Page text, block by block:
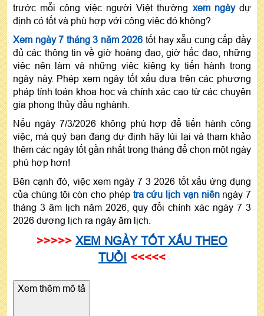
trước mỗi công việc người Việt thường xem ngàydự
định có tốt và phù hợp với công việc đó không?
Xem ngày 7 tháng 3 năm 2026 tốt hay xẫu cung cấp đầy
đủ các thông tin về giờ hoàng đạo, giờ hắc đạo, những
việc nên làm và những việc kiệng kỵ tiến hành trong
ngày này. Phép xem ngày tốt xấu dựa trên các phương
pháp tính toán khoa học và chính xác cao từ các chuyên
gia phong thủy đầu nghành.
Nếu ngày 7/3/2026 không phù hợp để tiến hành công
việc, mà quý bạn đang dự định hãy lùi lại và tham khảo
thêm các ngày tốt gần nhất trong tháng để chọn một ngày
phù hợp hơn!
Bên cạnh đó, việc xem ngày 7 3 2026 tốt xấu ứng dụng
của chúng tôi còn cho phép tra cứu lịch vạn niênngày 7
tháng 3 âm lịch năm 2026, quy đổi chính xác ngày 7 3
2026 dương lịch ra ngày âm lịch.
>>>>> XEM NGÀY TỐT XẤU THEO
TUỔI <<<<<
Xem thêm mô tả